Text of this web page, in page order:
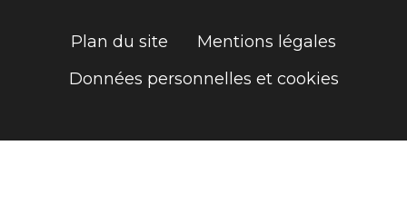
Plan du site
Mentions légales
Données personnelles et cookies